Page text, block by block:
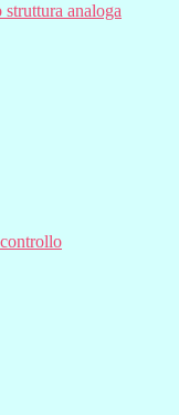
analoga